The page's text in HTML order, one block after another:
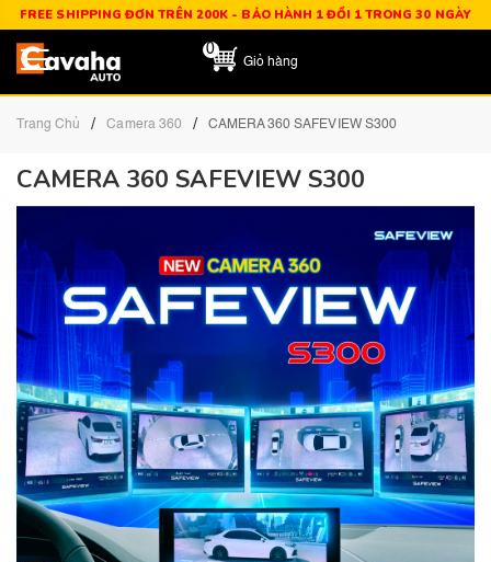
FREE SHIPPING ĐƠN TRÊN 200K - BẢO HÀNH 1 ĐỔI 1 TRONG 30 NGÀY
0
Giỏ hàng
Trang Chủ / Camera 360 / CAMERA 360 SAFEVIEW S300
CAMERA 360 SAFEVIEW S300